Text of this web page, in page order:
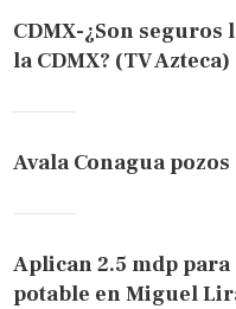
CDMX-¿Son seguros
la CDMX? (TV Azteca)
Avala Conagua
Aplican 2.5 mdp
potable en Miguel